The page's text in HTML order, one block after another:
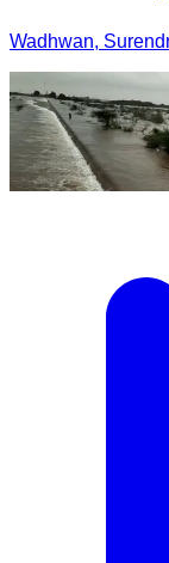
Wadhwan,